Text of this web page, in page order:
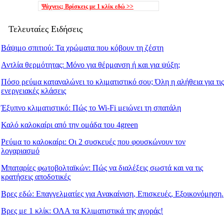
Ψάχνεις; Βρίσκεις με 1 κλίκ εδώ >>
Τελευταίες Ειδήσεις
Βάψιμο σπιτιού: Τα χρώματα που κόβουν τη ζέστη
Αντλία θερμότητας: Μόνο για θέρμανση ή και για ψύξη;
Πόσο ρεύμα καταναλώνει το κλιματιστικό σου; Όλη η αλήθεια για τις
ενεργειακές κλάσεις
Έξυπνο κλιματιστικό: Πώς το Wi-Fi μειώνει τη σπατάλη
Καλό καλοκαίρι από την ομάδα του 4green
Ρεύμα το καλοκαίρι: Οι 2 συσκευές που φουσκώνουν τον
λογαριασμό
Μπαταρίες φωτοβολταϊκών: Πώς να διαλέξεις σωστά και να τις
κρατήσεις αποδοτικές
Βρες εδώ: Eπαγγελματίες για Ανακαίνιση, Επισκευές, Εξοικονόμηση.
Βρες με 1 κλίκ: ΟΛΑ τα Κλιματιστικά της αγοράς!